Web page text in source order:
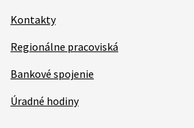
Kontakty
Regionálne pracoviská
Bankové spojenie
Úradné hodiny